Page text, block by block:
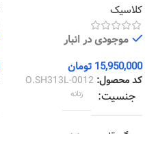
کلاسیک
موجودی در انبار
15,950,000 تومان
کد محصول: O.SH313L-0012
جنسیت زنانه
رنگ قاب دودی